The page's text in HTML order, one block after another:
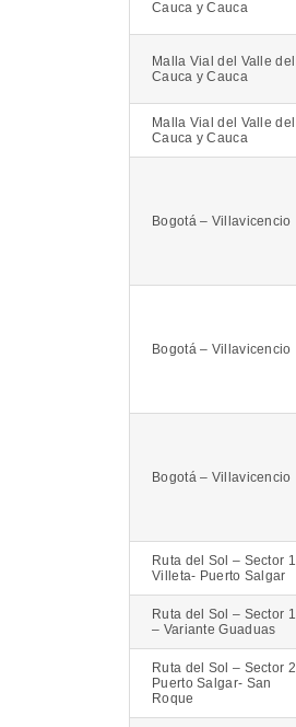
Cauca y Cauca
Malla Vial del Valle del
Cauca y Cauca
Malla Vial del Valle del
Cauca y Cauca
Bogotá – Villavicencio
Bogotá – Villavicencio
Bogotá – Villavicencio
Ruta del Sol – Sector 1
Villeta- Puerto Salgar
Ruta del Sol – Sector 1
– Variante Guaduas
Ruta del Sol – Sector 2
Puerto Salgar- San
Roque